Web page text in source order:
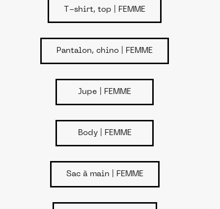
T-shirt, top | FEMME
Pantalon, chino | FEMME
Jupe | FEMME
Body | FEMME
Sac à main | FEMME